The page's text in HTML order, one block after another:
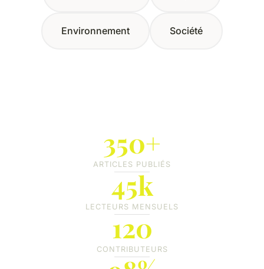
Environnement Société
350+
ARTICLES PUBLIÉS
45k
LECTEURS MENSUELS
120
CONTRIBUTEURS